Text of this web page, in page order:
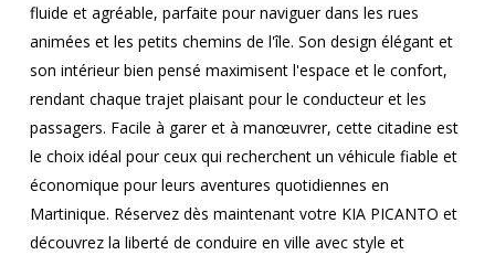
fluide et agréable, parfaite pour naviguer dans les rues
animées et les petits chemins de l'île. Son design élégant et
son intérieur bien pensé maximisent l'espace et le confort,
rendant chaque trajet plaisant pour le conducteur et les
passagers. Facile à garer et à manœuvrer, cette citadine est
le choix idéal pour ceux qui recherchent un véhicule fiable et
économique pour leurs aventures quotidiennes en
Martinique. Réservez dès maintenant votre KIA PICANTO et
découvrez la liberté de conduire en ville avec style et